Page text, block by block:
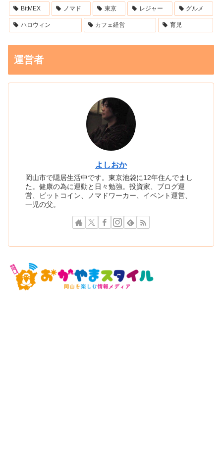
BitMEX ノマド 東京 レジャー グルメ
ハロウィン カフェ経営 育児
運営者
よしおか
岡山市で隠居生活中です。東京池袋に12年住んでまし
た。健康の為に運動と日々勉強。投資家、ブログ運
営、ビットコイン、ノマドワーカー、イベント運営、
一児の父。